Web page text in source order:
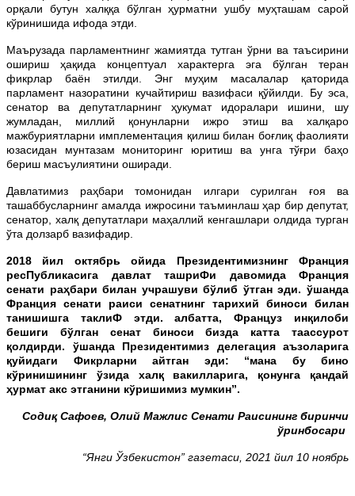
орқали бутун халққа бўлган ҳурматни ушбу муҳташам сарой
кўринишида ифода этди.
Маърузада парламентнинг жамиятда тутган ўрни ва таъсирини
ошириш ҳақида концептуал характерга эга бўлган теран
фикрлар баён этилди. Энг муҳим масалалар қаторида
парламент назоратини кучайтириш вазифаси қўйилди. Бу эса,
сенатор ва депутатларнинг ҳукумат идоралари ишини, шу
жумладан, миллий қонунларни ижро этиш ва халқаро
мажбуриятларни имплементация қилиш билан боғлиқ фаолияти
юзасидан мунтазам мониторинг юритиш ва унга тўғри баҳо
бериш масъулиятини оширади.
Давлатимиз раҳбари томонидан илгари сурилган ғоя ва
ташаббусларнинг амалда ижросини таъминлаш ҳар бир депутат,
сенатор, халқ депутатлари маҳаллий кенгашлари олдида турган
ўта долзарб вазифадир.
2018 йил октябрь ойида Президентимизнинг Франция
ресПубликасига давлат ташриФи давомида Франция
сенати раҳбари билан учрашуви бўлиб ўтган эди. ўшанда
Франция сенати раиси сенатнинг тарихий биноси билан
танишишга таклиФ этди. албатта, Француз инқилоби
бешиги бўлган сенат биноси бизда катта таассурот
қолдирди. ўшанда Президентимиз делегация аъзоларига
қуйидаги Фикрларни айтган эди: “мана бу бино
кўринишининг ўзида халқ вакилларига, қонунга қандай
ҳурмат акс этганини кўришимиз мумкин”.
Содиқ Сафоев, Олий Мажлис Сенати Раисининг биринчи
ўринбосари
“Янги Ўзбекистон” газетаси, 2021 йил 10 ноябрь